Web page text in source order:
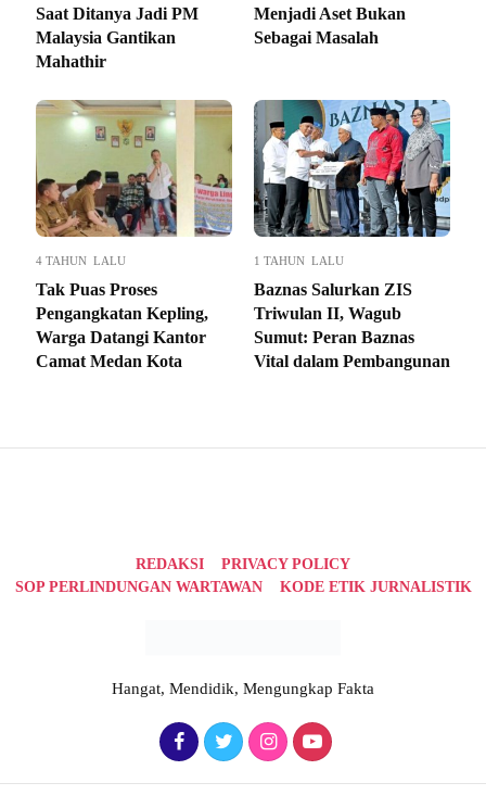
Saat Ditanya Jadi PM
Malaysia Gantikan
Mahathir
Menjadi Aset Bukan
Sebagai Masalah
4 TAHUN LALU
Tak Puas Proses
Pengangkatan Kepling,
Warga Datangi Kantor
Camat Medan Kota
1 TAHUN LALU
Baznas Salurkan ZIS
Triwulan II, Wagub
Sumut: Peran Baznas
Vital dalam Pembangunan
REDAKSI
PRIVACY POLICY
SOP PERLINDUNGAN WARTAWAN
KODE ETIK JURNALISTIK
Hangat, Mendidik, Mengungkap Fakta